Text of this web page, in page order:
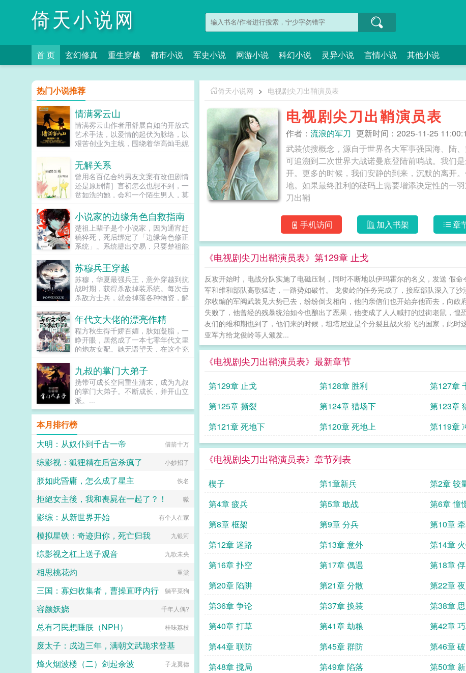
倚天小说网
首 页 玄幻修真 重生穿越 都市小说 军史小说 网游小说 科幻小说 灵异小说 言情小说 其他小说
倚天小说网 > 电视剧尖刀出鞘演员表
电视剧尖刀出鞘演员表
作者： 流浪的军刀 更新时间：2025-11-25
武装侦搜概念，源自于世界各大军事强国海、陆
可追溯到二次世界大战诺曼底登陆前哨战。我们
开。更多的时候，我们安静的到来，沉默的离开
地。如果最终胜利的砝码上需要增添决定性的一羽
刀出鞘
手机访问 加入书架 章
《电视剧尖刀出鞘演员表》第129章 止戈
反攻开始时，电战分队实施了电磁压制，同时不断地以伊玛霍尔的名义，发送 假
军和维和部队高歌猛进，一路势如破竹。 龙俊岭的任务完成了，接应部队深入了
尔收编的军阀武装见大势已去，纷纷倒戈相向，他的亲信们也开始弃他而去，向
失败了，他曾经的残暴统治如今也酿出了恶果，他变成了人人喊打的过街老鼠，
友们的维和期也到了，他们来的时候，坦塔尼亚是个分裂且战火纷飞的国家，此
亚军方给龙俊岭等人颁发...
《电视剧尖刀出鞘演员表》最新章节
第129章 止戈 第128章 胜利 第127章
第125章 撕裂
第124章 猎场下 第123章
第121章 死地下
第120章 死地上 第119章
《电视剧尖刀出鞘演员表》章节列表
楔子 第1章新兵 第2章 较
第4章 疲兵
第5章 敢战 第6章 憧
第8章 框架
第9章 分兵 第10章
第12章 迷路
第13章 意外 第14章
第16章 扑空
第17章 偶遇 第18章
第20章 陷阱
第21章 分散 第22章
第36章 争论
第37章 换装 第38章
第40章 打草
第41章 劫粮 第42章
第44章 联防
第45章 群防 第46章
第48章 搅局
第49章 陷落 第50章
热门小说推荐
情满雾云山
情满雾云山作者用舒展自如的开放式
艺术手法，以爱情的起伏为脉络，以
艰苦创业为主线，围绕着华高灿毛妮
文彬梁仕达丁...
无解关系
曾用名百亿合约男友文案有改但剧情
还是原剧情］言初怎么也想不到，一
贫如洗的她，会和一个陌生男人，莫
富交换。说白了就是他的钱进了她账
户，她的钱进了他账户还转！不！
回！去！好消息对方是陆洺执，陆氏
集团太子爷，多金，年轻，人还帅。
坏消息这人脾气差，控制欲强，还打
小说家的边缘角色自救指南
楚祖上辈子是个小说家，因为通宵赶
稿猝死，死后绑定了「边缘角色修正
系统」。系统提出交易，只要楚祖能
色，他就能重获新生。楚祖改人设是
吧？老擅长了！第一本读者A你可以
让反派降智，但你最好不要做梦觉得
读者也会降智，很难懂吗？还是读者
A靠靠靠！早说是大佬的局中局中局
声了！！第二本读者B狗塑适可而
止，就算你重复强调五百次他是可爱
狗狗，但我只看到了一只舔狗，还是
不会汪汪叫的那种。还是读者B起猛
里能领养，阿祖！我也要养阿祖！！
第三本读者C作者生活这么不如意，
一定要搞这么五毒俱全的角色？写不
出来东西找个班上吧。还是读者
CMD，祖神，我可真该死啊！第四
本第五本第六本楚祖怎么样，虽然演
的一般，但我改得还行吧？系统你知
道什么叫边缘角色吗？人气大爆角色
算什么边缘角色啊！！！TIPS12100
存稿箱吐章节，偶尔抽空改错字2警
惕祖哥感情牌，他是个狠人3wb短不
拉揪，随机掉落祖哥CG4论坛都会标
注发言时间，精确到秒，有用5是想
简单尝试各种题材的产物，专栏预收
有各个题材，收收菜呗w...
苏穆兵王穿越
苏穆，华夏最强兵王，意外穿越到抗
战时期，获得杀敌掉装系统。每次击
杀敌方士兵，就会掉落各种物资，解
系统提示恭喜宿主击杀敌方士...
年代文大佬的漂亮作精
程方秋生得千娇百媚，肤如凝脂，一
睁开眼，居然成了一本七零年代文里
的炮灰女配。她无语望天，在这个充
着便宜老公的丰厚工资买买买，顺便
再好好享受宽肩窄腰，冷峻帅气...
九叔的掌门大弟子
携带可成长空间重生清末，成为九叔
的掌门大弟子。不断成长，并开山立
派。...
本月排行榜
大明：从奴仆到千古一帝
借箭十万
综影视：狐狸精在后宫杀疯了 小妙招了
朕如此昏庸，怎么成了星主 佚名
拒絕女主後，我和喪屍在一起了？！ 嗷
影综：从新世界开始 有个人在家
模拟星铁：奇迹归你，死亡归我 九银河
综影视之杠上送子观音 九歌未央
相思桃花灼 重棠
三国：寡妇收集者，曹操直呼内行 躺平菜狗
容颜妖娆 千年人偶?
总有刁民想睡朕（NPH） 桂味荔枝
废太子：戍边三年，满朝文武跪求登基
Summer晴空
烽火烟波楼（二）剑起余波 子龙翼德